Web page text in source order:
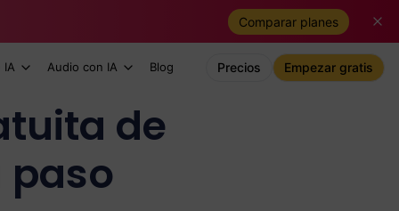
Comparar planes
IA Audio con IA Blog Precios Empezar gratis
de
paso